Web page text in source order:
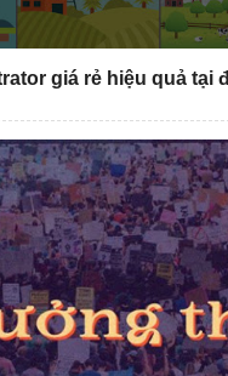
giá rẻ hiệu quả tại